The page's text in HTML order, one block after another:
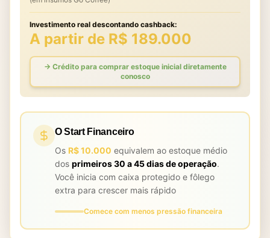
Investimento real descontando cashback:
A partir de R$ 189.000
→ Crédito para comprar estoque inicial diretamente
conosco
O Start Financeiro
Os R$ 10.000 equivalem ao estoque médio
dos primeiros 30 a 45 dias de operação.
Você inicia com caixa protegido e fôlego
extra para crescer mais rápido
Comece com menos pressão financeira